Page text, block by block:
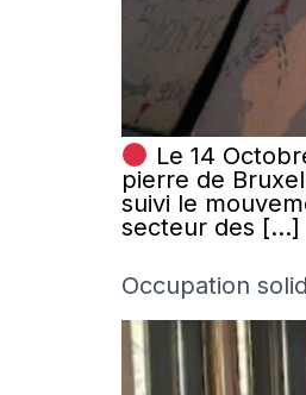
Le 14
pierre de
suivi le
secteur des […]
Occupation